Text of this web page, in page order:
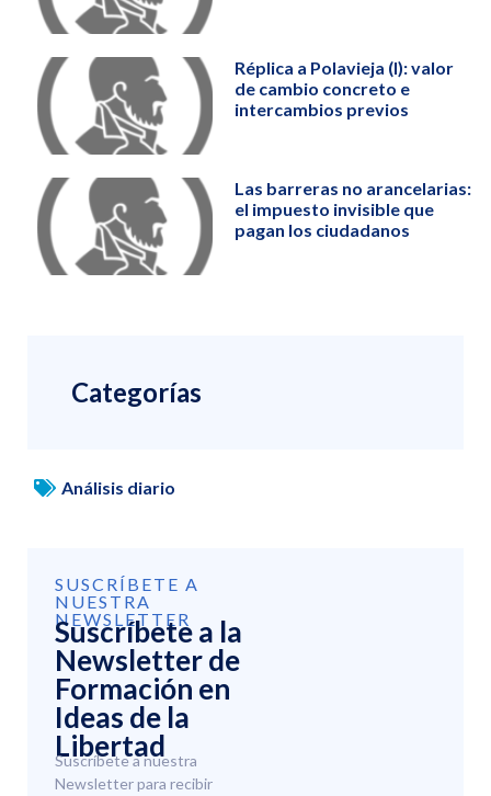
Réplica a Polavieja (I): valor
de cambio concreto e
intercambios previos
Las barreras no arancelarias:
el impuesto invisible que
pagan los ciudadanos
Categorías
Análisis diario
SUSCRÍBETE A
NUESTRA
NEWSLETTER
Suscríbete a la
Newsletter de
Formación en
Ideas de la
Libertad
Suscríbete a nuestra
Newsletter para recibir